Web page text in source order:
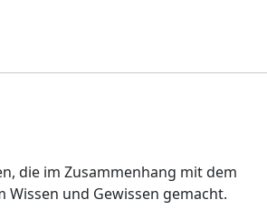
die im Zusammenhang mit dem
und Gewissen gemacht.